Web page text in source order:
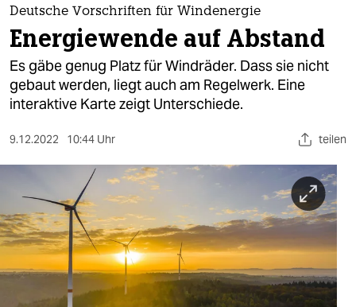
themen
politik
öko
berlin
nord
wahrheit
Deutsche Vorschriften für Windenergie
Energiewende auf Abstand
Es gäbe genug Platz für Windräder. Dass sie nicht
gebaut werden, liegt auch am Regelwerk. Eine
interaktive Karte zeigt Unterschiede.
9.12.2022 10:44 Uhr teilen